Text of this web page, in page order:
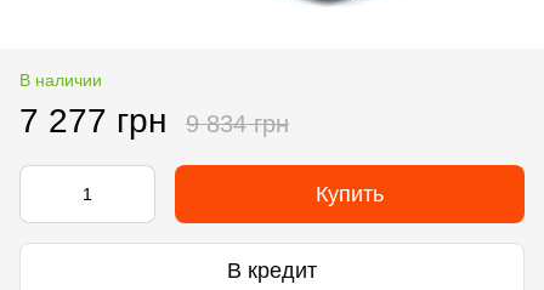
В наличии
7 277 грн 9 834 грн
Купить
В кредит